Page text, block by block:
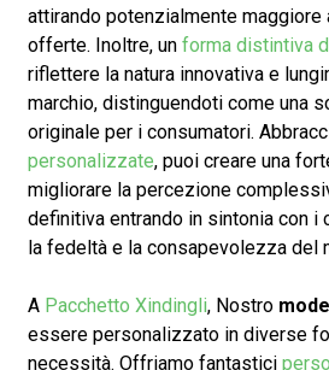
attirando potenzialmente
offerte. Inoltre, un forma distintiva
riflettere la natura innovativa e
marchio, distinguendoti come una
originale per i consumatori.
personalizzate, puoi creare una
migliorare la percezione
definitiva entrando in sintonia con i
la fedeltà e la consapevolezza del
A Pacchetto Xindingli, Nostro
essere personalizzato in diverse
necessità. Offriamo fantastici